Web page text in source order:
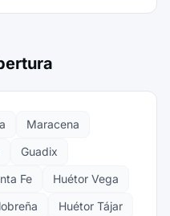
Maracena
Guadix
Fe
Huétor Vega
Huétor Tájar